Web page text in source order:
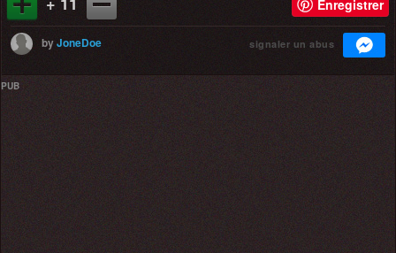
Enregistrer
byJoneDoe signaler un abus
PUB